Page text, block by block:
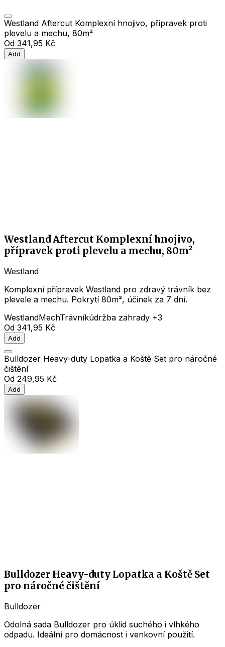
Westland Aftercut Komplexní hnojivo, přípravek proti
plevelu a mechu, 80m²
Od 341,95 Kč
Add
Westland Aftercut Komplexní hnojivo,
přípravek proti plevelu a mechu, 80m²
Westland
Komplexní přípravek Westland pro zdravý trávník bez
plevele a mechu. Pokrytí 80m², účinek za 7 dní.
WestlandMechTrávníkúdržba zahrady +3
Od 341,95 Kč
Add
Bulldozer Heavy-duty Lopatka a Koště Set pro náročné
čištění
Od 249,95 Kč
Add
Bulldozer Heavy-duty Lopatka a Koště Set
pro náročné čištění
Bulldozer
Odolná sada Bulldozer pro úklid suchého i vlhkého
odpadu. Ideální pro domácnost i venkovní použití.